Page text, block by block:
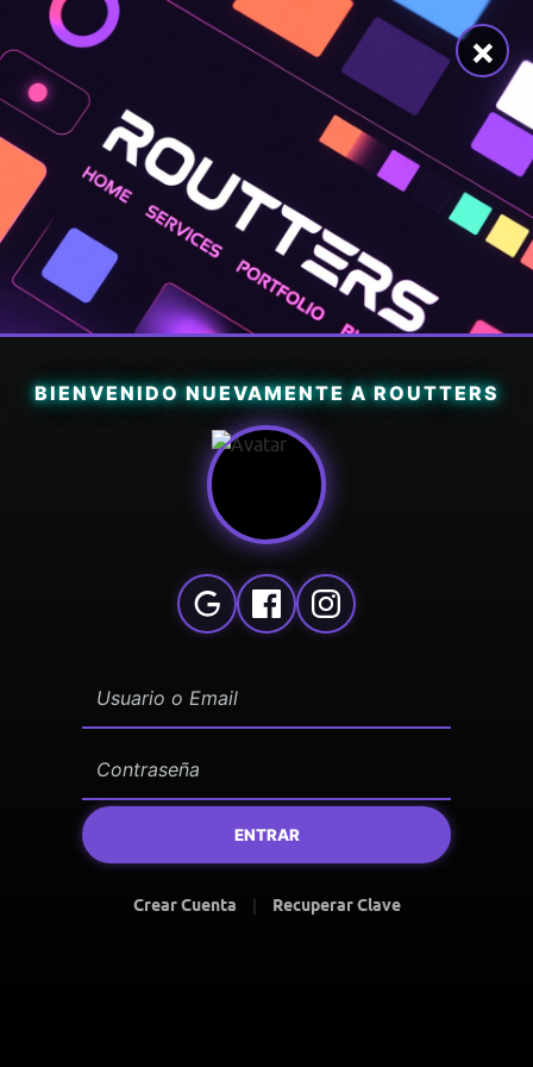
×
BIENVENIDO NUEVAMENTE A ROUTTERS
ENTRAR
Crear Cuenta Recuperar Clave